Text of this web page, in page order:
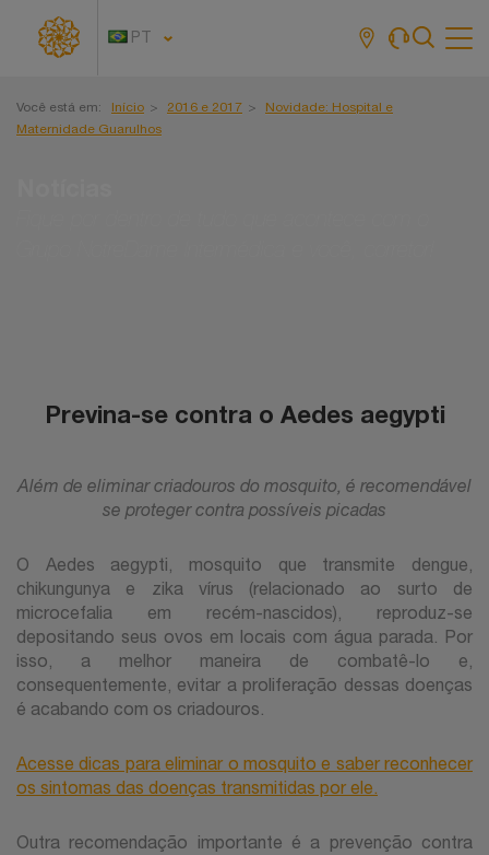
PT
Você está em: Início 2016 e 2017
Novidade: Hospital e
Maternidade Guarulhos
Previna-se contra o Aedes aegypti
Além de eliminar criadouros do mosquito, é recomendável
se proteger contra possíveis picadas
O Aedes aegypti, mosquito que transmite dengue,
chikungunya e zika vírus (relacionado ao surto de
microcefalia em recém-nascidos), reproduz-se
depositando seus ovos em locais com água parada. Por
isso, a melhor maneira de combatê-lo e,
consequentemente, evitar a proliferação dessas doenças
é acabando com os criadouros.
Acesse dicas para eliminar o mosquito e saber reconhecer
os sintomas das doenças transmitidas por ele.
Outra recomendação importante é a prevenção contra